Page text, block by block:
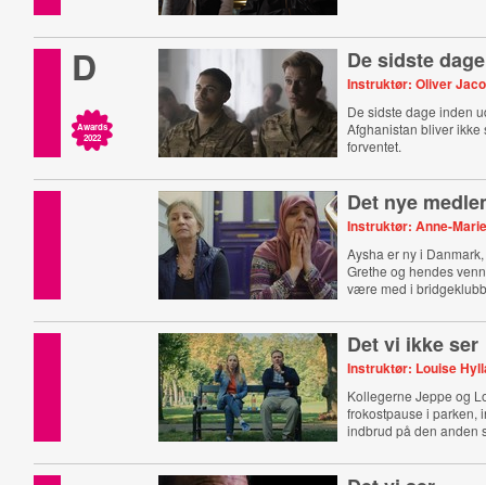
D
Awards
2022
De sidste dage
Instruktør: Oliver
De sidste dage inden
Afghanistan bliver ikke
forventet.
Det nye
Instruktør: Anne-
Aysha er ny i
Grethe og hendes
være med i
Det vi ikke ser
Instruktør: Louise
Kollegerne Jeppe og
frokostpause i parken,
indbrud på den anden